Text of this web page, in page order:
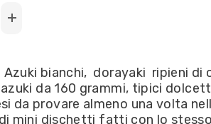
Increase
Dorayaki
Azuki
Fagioli
Bianchi
160g
Azuki bianchi, dorayaki ripieni di
da 160 grammi, tipici
da provare almeno una volta
mini dischetti fatti con lo stesso